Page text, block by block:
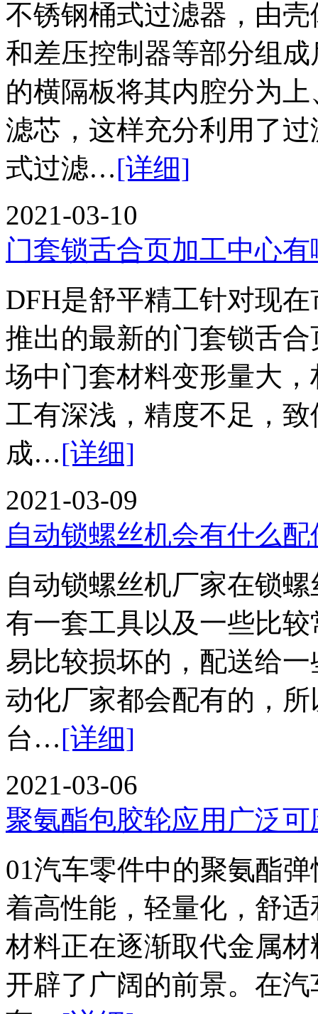
不锈钢桶式过滤器，由
和差压控制器等部分组
的横隔板将其内腔分为
滤芯，这样充分利用了
式过滤…[详细]
2021-03-10
门套锁舌合页加工中心
DFH是舒平精工针对现
推出的最新的门套锁
场中门套材料变形量大
工有深浅，精度不足，
成…[详细]
2021-03-09
自动锁螺丝机会有什么配
自动锁螺丝机厂家在锁
有一套工具以及一些比
易比较损坏的，配送给
动化厂家都会配有的
台…[详细]
2021-03-06
聚氨酯包胶轮应用广泛
01汽车零件中的聚氨
着高性能，轻量化，舒
材料正在逐渐取代金属
开辟了广阔的前景。在